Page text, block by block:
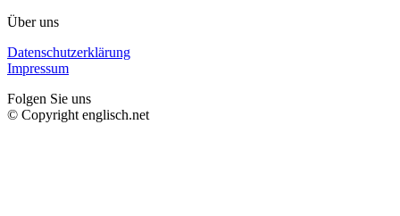
Über uns
Datenschutzerklärung
Impressum
Folgen Sie uns
© Copyright englisch.net